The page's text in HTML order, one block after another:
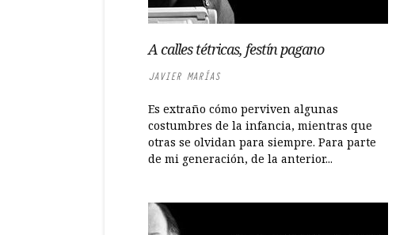
A calles tétricas, festín pagano
JAVIER MARÍAS
Es extraño cómo perviven algunas
costumbres de la infancia, mientras que
otras se olvidan para siempre. Para parte
de mi generación, de la anterior...